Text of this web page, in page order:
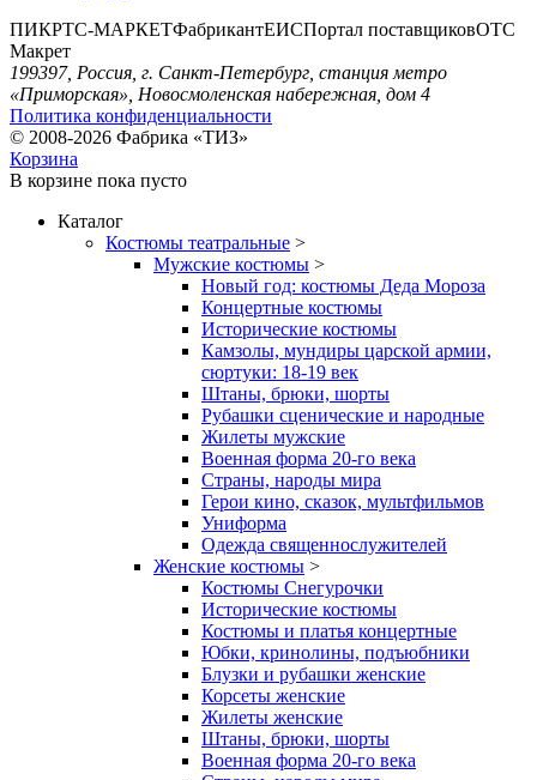
ПИКРТС-МАРКЕТФабрикантЕИСПортал поставщиковОТС
Макрет
199397, Россия, г. Санкт-Петербург, станция метро
«Приморская», Новосмоленская набережная, дом 4
Политика конфиденциальности
© 2008-2026 Фабрика «ТИЗ»
Корзина
В корзине пока пусто
Каталог
Костюмы театральные >
Мужские костюмы >
Новый год: костюмы Деда Мороза
Концертные костюмы
Исторические костюмы
Камзолы, мундиры царской армии,
сюртуки: 18-19 век
Штаны, брюки, шорты
Рубашки сценические и народные
Жилеты мужские
Военная форма 20-го века
Страны, народы мира
Герои кино, сказок, мультфильмов
Униформа
Одежда священнослужителей
Женские костюмы >
Костюмы Снегурочки
Исторические костюмы
Костюмы и платья концертные
Юбки, кринолины, подъюбники
Блузки и рубашки женские
Корсеты женские
Жилеты женские
Штаны, брюки, шорты
Военная форма 20-го века